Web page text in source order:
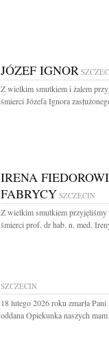
JÓZEF IGNOR
Z wielkim smutkiem i żalem
śmierci Józefa Ignora
IRENA
FABRYCY SZCZECIN
Z wielkim smutkiem przyjęliśmy
śmierci prof. dr hab. n. med.
SZCZECIN
18 lutego 2026 roku zmarła
oddana Opiekunka naszych